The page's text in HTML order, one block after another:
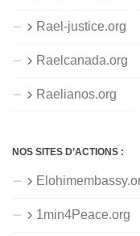
Rael-justice.org
Raelcanada.org
Raelianos.org
NOS SITES D’ACTIONS :
1min4Peace.org